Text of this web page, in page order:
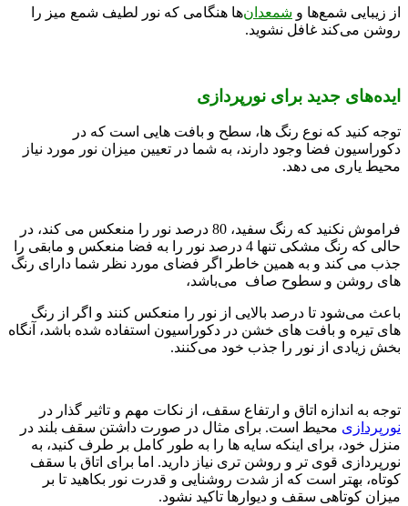
از زیبایی شمع‌ها و شمعدان‌ها هنگامی که نور لطیف شمع میز را
روشن می‌کند غافل نشوید.
ایده‌های جدید برای نورپردازی
توجه کنید که نوع رنگ ها، سطح و بافت هایی است که در
دکوراسیون فضا وجود دارند، به شما در تعیین میزان نور مورد نیاز
محیط یاری می دهد.
فراموش نکنید که رنگ سفید، 80 درصد نور را منعکس می کند، در
حالی که رنگ مشکی تنها 4 درصد نور را به فضا منعکس و مابقی را
جذب می کند و به همین خاطر اگر فضای مورد نظر شما دارای رنگ
های روشن و سطوح صاف می‌باشد،
باعث می‌شود تا درصد بالایی از نور را منعکس کنند و اگر از رنگ
های تیره و بافت های خشن در دکوراسیون استفاده شده باشد، آنگاه
بخش زیادی از نور را جذب خود می‌کنند.
توجه به اندازه اتاق و ارتفاع سقف، از نکات مهم و تاثیر گذار در
نورپردازی محیط است. برای مثال در صورت داشتن سقف بلند در
منزل خود، برای اینکه سایه ها را به طور کامل بر طرف کنید، به
نورپردازی قوی تر و روشن تری نیاز دارید. اما برای اتاق با سقف
کوتاه، بهتر است که از شدت روشنایی و قدرت نور بکاهید تا بر
میزان کوتاهی سقف و دیوارها تاکید نشود.